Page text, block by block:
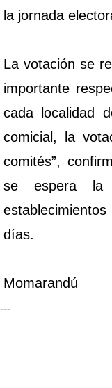
la jornada
La votación se
importante
cada localidad
comicial, la
comités”,
se espera la
días.
Momarandú
---